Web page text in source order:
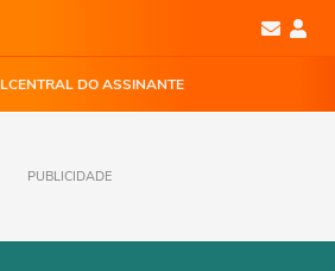
CENTRAL DO ASSINANTE
PUBLICIDADE